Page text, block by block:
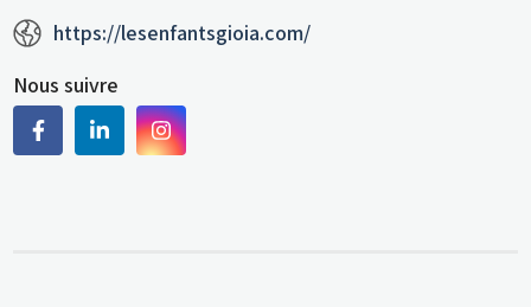
https://lesenfantsgioia.com/
Nous suivre